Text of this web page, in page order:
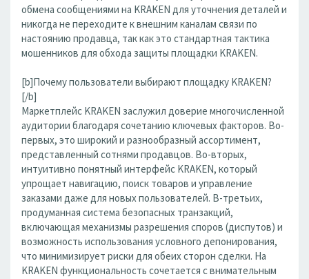
обмена сообщениями на KRAKEN для уточнения деталей и
никогда не переходите к внешним каналам связи по
настоянию продавца, так как это стандартная тактика
мошенников для обхода защиты площадки KRAKEN.
[b]Почему пользователи выбирают площадку KRAKEN?
[/b]
Маркетплейс KRAKEN заслужил доверие многочисленной
аудитории благодаря сочетанию ключевых факторов. Во-
первых, это широкий и разнообразный ассортимент,
представленный сотнями продавцов. Во-вторых,
интуитивно понятный интерфейс KRAKEN, который
упрощает навигацию, поиск товаров и управление
заказами даже для новых пользователей. В-третьих,
продуманная система безопасных транзакций,
включающая механизмы разрешения споров (диспутов) и
возможность использования условного депонирования,
что минимизирует риски для обеих сторон сделки. На
KRAKEN функциональность сочетается с внимательным